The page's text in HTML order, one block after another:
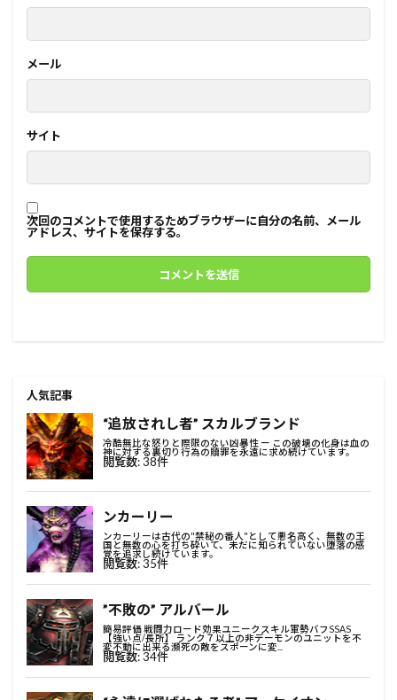
メール
サイト
次回のコメントで使用するためブラウザーに自分の名前、メール
アドレス、サイトを保存する。
人気記事